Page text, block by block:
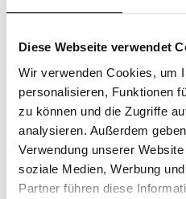
Diese Webseite verwendet
Wir verwenden Cookies, um
personalisieren, Funktionen
zu können und die Zugriffe
analysieren. Außerdem
Verwendung unserer
soziale Medien, Werbung
Partner führen diese
Voraussetzungen
freiwillig in der
wollen
selbstbestimmt und
handeln bzw. handeln
einen gültigen